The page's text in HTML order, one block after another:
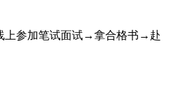
上参加笔试面试→拿合格书→赴